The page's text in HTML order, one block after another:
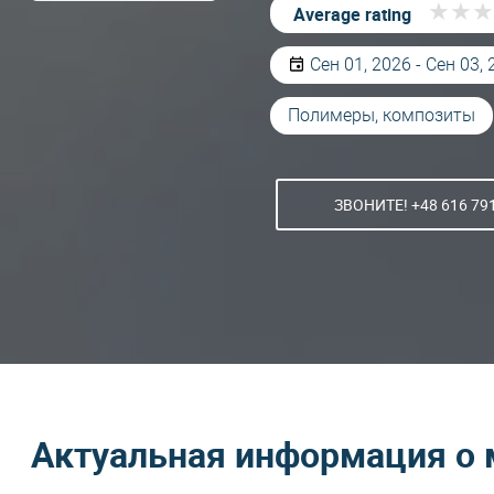
Average rating ★ ★ ★
★ ★ ★
Сен 01, 2026 - Сен 03,
Полимеры, композиты
ЗВОНИТЕ! +48 616
Актуальная информация о